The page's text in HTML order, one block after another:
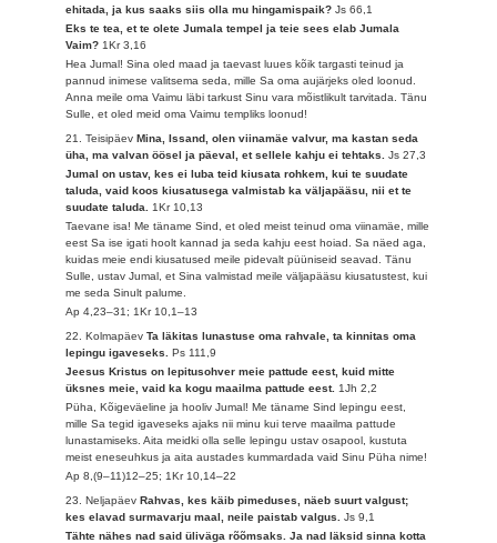
ehitada, ja kus saaks siis olla mu hingamispaik?Js 66,1
Eks te tea, et te olete Jumala tempel ja teie sees elab Jumala
Vaim? 1Kr 3,16
Hea Jumal! Sina oled maad ja taevast luues kõik targasti teinud ja
pannud inimese valitsema seda, mille Sa oma aujärjeks oled loonud.
Anna meile oma Vaimu läbi tarkust Sinu vara mõistlikult tarvitada. Tänu
Sulle, et oled meid oma Vaimu templiks loonud!
21. TeisipäevMina, Issand, olen viinamäe valvur, ma kastan seda
üha, ma valvan öösel ja päeval, et sellele kahju ei tehtaks.Js 27,3
Jumal on ustav, kes ei luba teid kiusata rohkem, kui te suudate
taluda, vaid koos kiusatusega valmistab ka väljapääsu, nii et te
suudate taluda. 1Kr 10,13
Taevane isa! Me täname Sind, et oled meist teinud oma viinamäe, mille
eest Sa ise igati hoolt kannad ja seda kahju eest hoiad. Sa näed aga,
kuidas meie endi kiusatused meile pidevalt püüniseid seavad. Tänu
Sulle, ustav Jumal, et Sina valmistad meile väljapääsu kiusatustest, kui
me seda Sinult palume.
Ap 4,23–31; 1Kr 10,1–13
22. KolmapäevTa läkitas lunastuse oma rahvale, ta kinnitas oma
lepingu igaveseks.Ps 111,9
Jeesus Kristus on lepitusohver meie pattude eest, kuid mitte
üksnes meie, vaid ka kogu maailma pattude eest. 1Jh 2,2
Püha, Kõigeväeline ja hooliv Jumal! Me täname Sind lepingu eest,
mille Sa tegid igaveseks ajaks nii minu kui terve maailma pattude
lunastamiseks. Aita meidki olla selle lepingu ustav osapool, kustuta
meist eneseuhkus ja aita austades kummardada vaid Sinu Püha nime!
Ap 8,(9–11)12–25; 1Kr 10,14–22
23. NeljapäevRahvas, kes käib pimeduses, näeb suurt valgust;
kes elavad surmavarju maal, neile paistab valgus.Js 9,1
Tähte nähes nad said üliväga rõõmsaks. Ja nad läksid sinna kotta